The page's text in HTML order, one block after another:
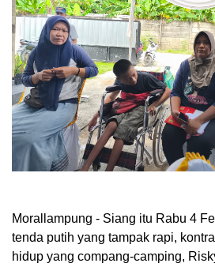
Morallampung - Siang itu Rabu 4
tenda putih yang tampak rapi,
hidup yang compang-camping,